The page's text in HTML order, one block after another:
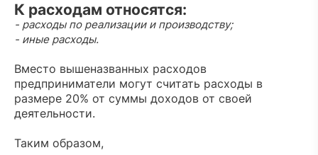
К расходам относятся:
- расходы по реализации и производству;
- иные расходы.
Вместо вышеназванных расходов
предприниматели могут считать расходы в
размере 20% от суммы доходов от своей
деятельности.
Таким образом,